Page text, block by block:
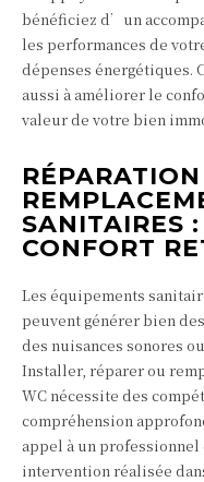
bénéficiez d’un
les performances de
dépenses énergétiques.
aussi à améliorer le
valeur de votre bien
SANITAIRES
CONFORT
Les équipements
peuvent générer bien
des nuisances sonores
Installer, réparer ou
WC nécessite des
compréhension
appel à un
intervention réalisée